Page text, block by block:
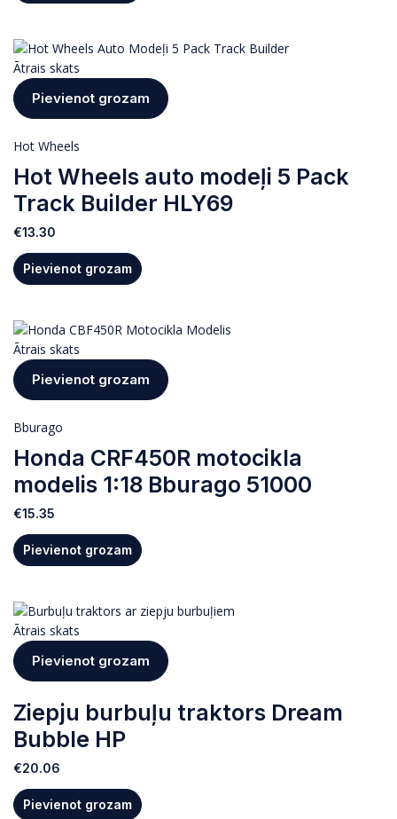
Ātrais skats
Pievienot grozam
Hot Wheels
Hot Wheels auto modeļi 5 Pack
Track Builder HLY69
€13.30
Pievienot grozam
Ātrais skats
Pievienot grozam
Bburago
Honda CRF450R motocikla
modelis 1:18 Bburago 51000
€15.35
Pievienot grozam
Ātrais skats
Pievienot grozam
Ziepju burbuļu traktors Dream
Bubble HP
€20.06
Pievienot grozam